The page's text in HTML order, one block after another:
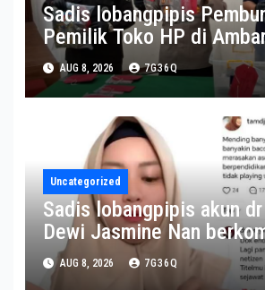
Sadis lobangpipis
Pemilik Toko HP di
diamankan
AUG 8, 2026 7G36Q
Uncategorized
Sadis lobangpipis akun dr
Dewi Jasmine Nan
sadis ke pasien BPJS
RS Pusri
AUG 8, 2026 7G36Q